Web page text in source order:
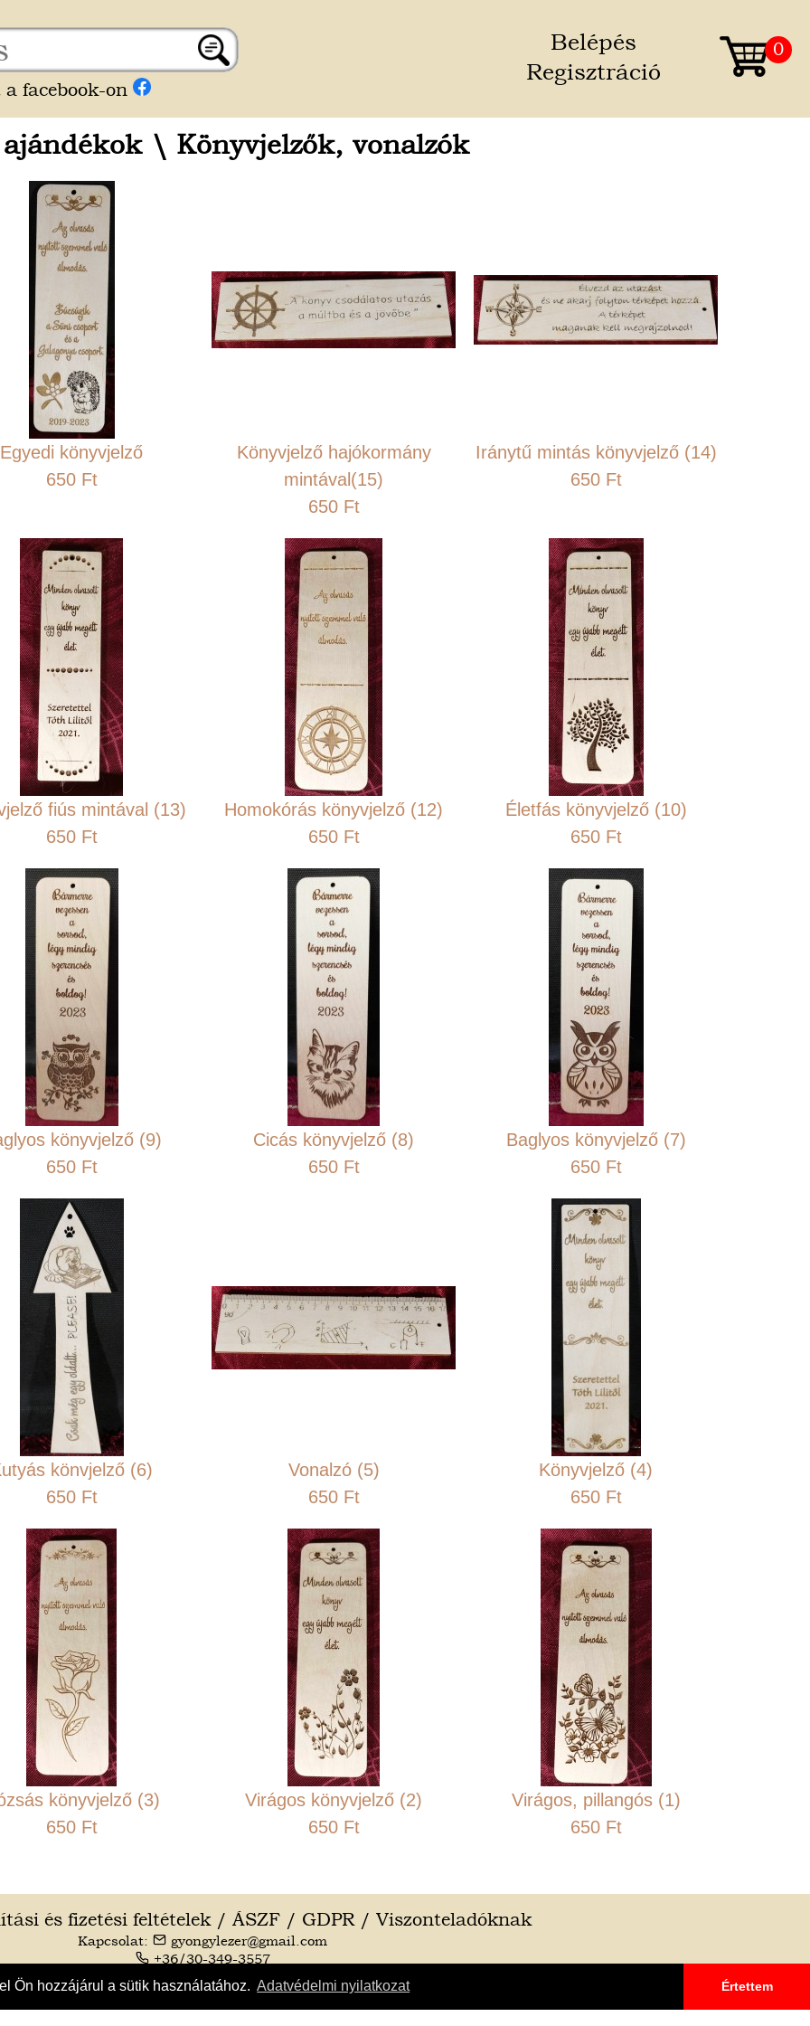
Ön hozzájárul a sütik használatához. Adatvédelmi nyilatkozat Értettem
facebook-on
Belépés
Regisztráció
0
\ Könyvjelzők, vonalzók
Egyedi könyvjelző
650 Ft
Könyvjelző hajókormány
mintával(15)
650 Ft
Iránytű mintás könyvjelző (14)
650 Ft
fiús mintával (13)
650 Ft
Homokórás könyvjelző (12)
650 Ft
Életfás könyvjelző (10)
650 Ft
könyvjelző (9)
650 Ft
Cicás könyvjelző (8)
650 Ft
Baglyos könyvjelző (7)
650 Ft
könvjelző (6)
650 Ft
Vonalzó (5)
650 Ft
Könyvjelző (4)
650 Ft
könyvjelző (3)
650 Ft
Virágos könyvjelző (2)
650 Ft
Virágos, pillangós (1)
650 Ft
és fizetési feltételek/ ÁSZF / GDPR/ Viszonteladóknak
Kapcsolat:
gyongylezer@gmail.com
+36/30-349-3557